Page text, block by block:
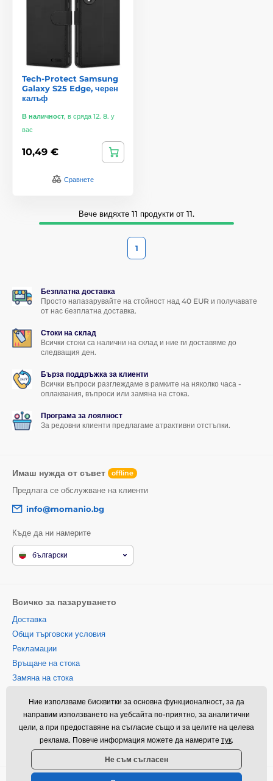
Tech-Protect Samsung
Galaxy S25 Edge, черен
калъф
В наличност, в сряда 12. 8. у
вас
10,49 €
Сравнете
Вече видяхте 11 продукти от 11.
1
Безплатна доставка
Просто напазарувайте на стойност над 40 EUR и получавате
от нас безплатна доставка.
Стоки на склад
Всички стоки са налични на склад и ние ги доставяме до
следващия ден.
Бърза поддръжка за клиенти
Всички въпроси разглеждаме в рамките на няколко часа -
оплаквания, въпроси или замяна на стока.
Програма за лоялност
За редовни клиенти предлагаме атрактивни отстъпки.
Имаш нужда от съвет offline
Предлага се обслужване на клиенти
info@momanio.bg
Къде да ни намерите
български
Всичко за пазаруването
Доставка
Общи търговски условия
Рекламации
Връщане на стока
Замяна на стока
бисквитки
Информация за контакт
Информация за обработването
на лични данни
Ние използваме бисквитки за основна функционалност, за да
направим използването на уебсайта по-приятно, за аналитични
цели, а при предоставяне на съгласие също и за целите на целева
реклама. Повече информация можете да намерите тук.
Не съм съгласен